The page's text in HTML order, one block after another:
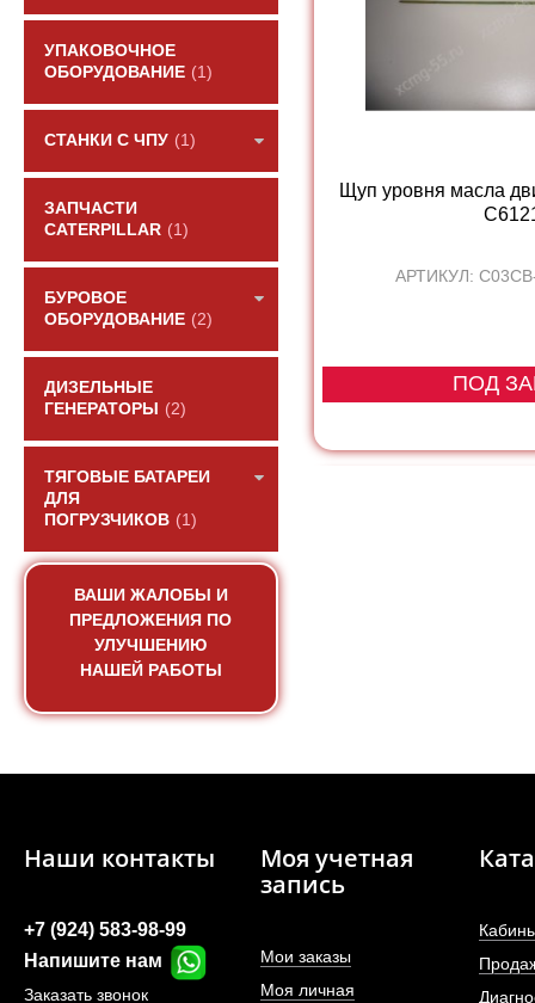
УПАКОВОЧНОЕ
ОБОРУДОВАНИЕ (1)
СТАНКИ С ЧПУ (1)
ЗАПЧАСТИ
CATERPILLAR (1)
БУРОВОЕ
ОБОРУДОВАНИЕ (2)
ДИЗЕЛЬНЫЕ
ГЕНЕРАТОРЫ
(2)
ТЯГОВЫЕ БАТАРЕИ
ДЛЯ
ПОГРУЗЧИКОВ (1)
ВАШИ ЖАЛОБЫ И
ПРЕДЛОЖЕНИЯ ПО
УЛУЧШЕНИЮ
НАШЕЙ РАБОТЫ
Щуп уровня масла
АРТИКУЛ:
ПОД
Наши контакты
+7 (924) 583-98-99
Напишите нам
Заказать звонок
Моя учетная
запись
Мои заказы
Моя личная